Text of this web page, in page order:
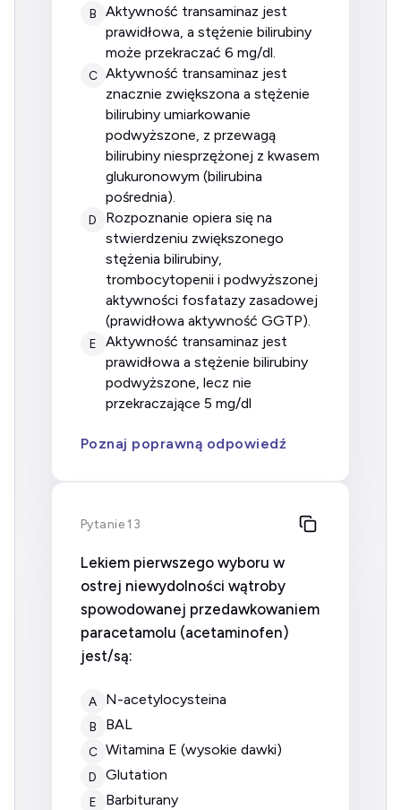
B
aktywność transaminaz jest
prawidłowa, a stężenie bilirubiny
może przekraczać 6 mg/dl.
C aktywność transaminaz jest
znacznie zwiększona a stężenie
bilirubiny umiarkowanie
podwyższone, z przewagą
bilirubiny niesprzężonej z kwasem
glukuronowym (bilirubina
pośrednia).
D
rozpoznanie opiera się na
stwierdzeniu zwiększonego
stężenia bilirubiny,
trombocytopenii i podwyższonej
aktywności fosfatazy zasadowej
(prawidłowa aktywność GGTP).
E
aktywność transaminaz jest
prawidłowa a stężenie bilirubiny
podwyższone, lecz nie
przekraczające 5 mg/dl
Poznaj poprawną odpowiedź
Pytanie 13
Lekiem pierwszego wyboru w
ostrej niewydolności wątroby
spowodowanej przedawkowaniem
paracetamolu (acetaminofen)
jest/są:
A N-acetylocysteina
B BAL
C witamina E (wysokie dawki)
D Glutation
E Barbiturany